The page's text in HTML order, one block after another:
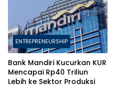
ENTREPRENEURSHIP
Bank Mandiri Kucurkan KUR
Mencapai Rp40 Triliun
Lebih ke Sektor Produksi